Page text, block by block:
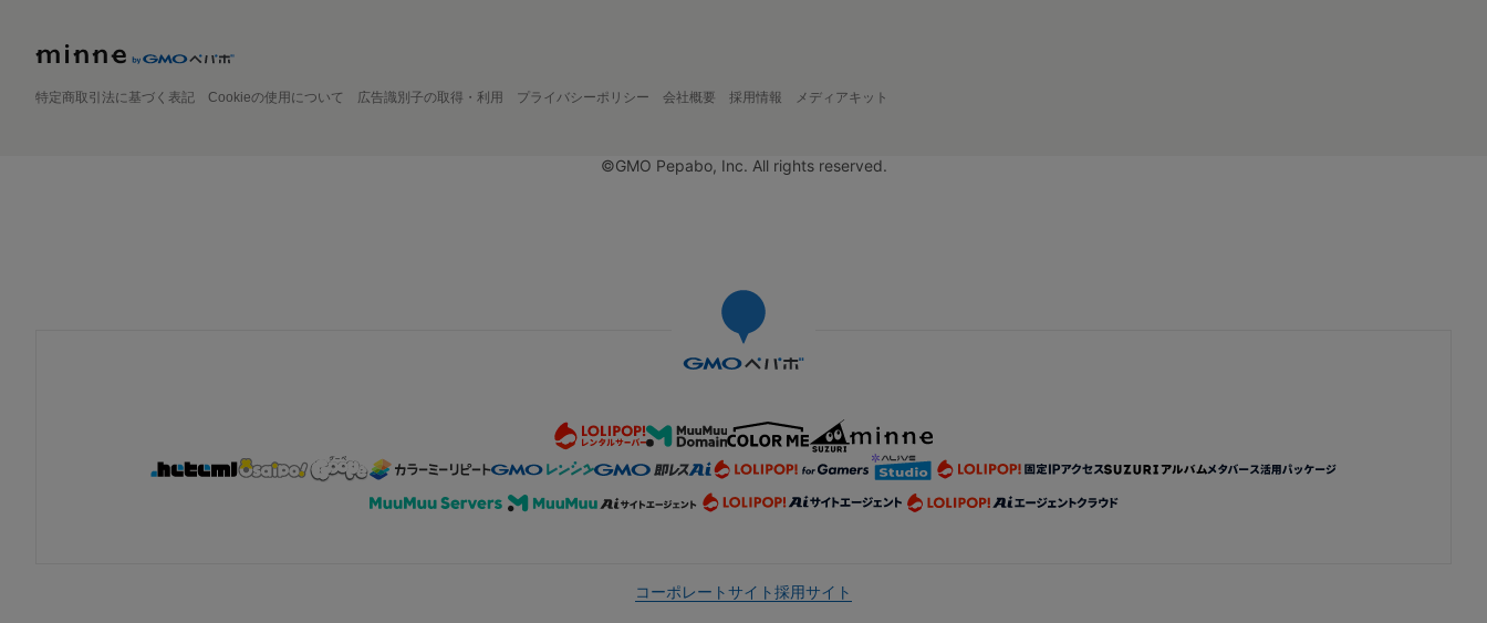
特定商取引法に基づく表記 Cookieの使用について 広告識別子の取得・利用 プライバシーポリシー 会社概要 採用情報 メディアキット
©GMO Pepabo, Inc. All rights reserved.
コーポレートサイト採用サイト